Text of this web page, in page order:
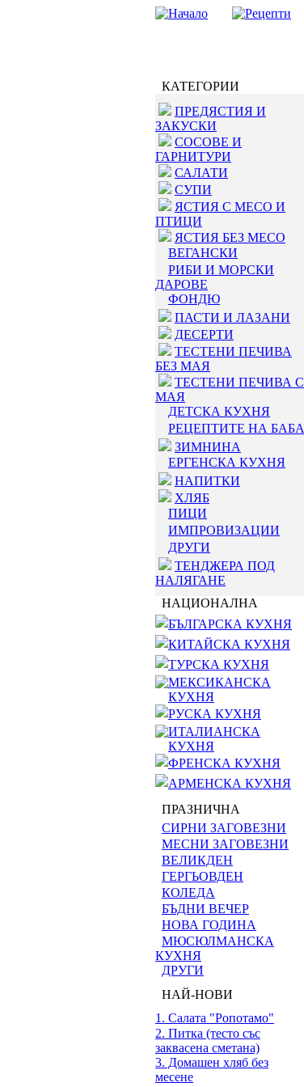
КАТЕГОРИИ
ПРЕДЯСТИЯ И
ЗАКУСКИ
СОСОВЕ И
ГАРНИТУРИ
САЛАТИ
СУПИ
ЯСТИЯ С МЕСО И
ПТИЦИ
ЯСТИЯ БЕЗ МЕСО
ВЕГАНСКИ
РИБИ И МОРСКИ
ДАРОВЕ
ФОНДЮ
ПАСТИ И ЛАЗАНИ
ДЕСЕРТИ
ТЕСТЕНИ ПЕЧИВА
БЕЗ МАЯ
ТЕСТЕНИ ПЕЧИВА С
МАЯ
ДЕТСКА КУХНЯ
РЕЦЕПТИТЕ НА БАБА
ЗИМНИНА
ЕРГЕНСКА КУХНЯ
НАПИТКИ
ХЛЯБ
ПИЦИ
ИМПРОВИЗАЦИИ
ДРУГИ
ТЕНДЖЕРА ПОД
НАЛЯГАНЕ
НАЦИОНАЛНА
БЪЛГАРСКА КУХНЯ
КИТАЙСКА КУХНЯ
ТУРСКА КУХНЯ
МЕКСИКАНСКА
КУХНЯ
РУСКА КУХНЯ
ИТАЛИАНСКА
КУХНЯ
ФРЕНСКА КУХНЯ
АРМЕНСКА КУХНЯ
ПРАЗНИЧНА
СИРНИ ЗАГОВЕЗНИ
МЕСНИ ЗАГОВЕЗНИ
ВЕЛИКДЕН
ГЕРГЬОВДЕН
КОЛЕДА
БЪДНИ ВЕЧЕР
НОВА ГОДИНА
МЮСЮЛМАНСКА
КУХНЯ
ДРУГИ
НАЙ-НОВИ
1. Салата "Ропотамо"
2. Питка (тесто със
заквасена сметана)
3. Домашен хляб без
месене